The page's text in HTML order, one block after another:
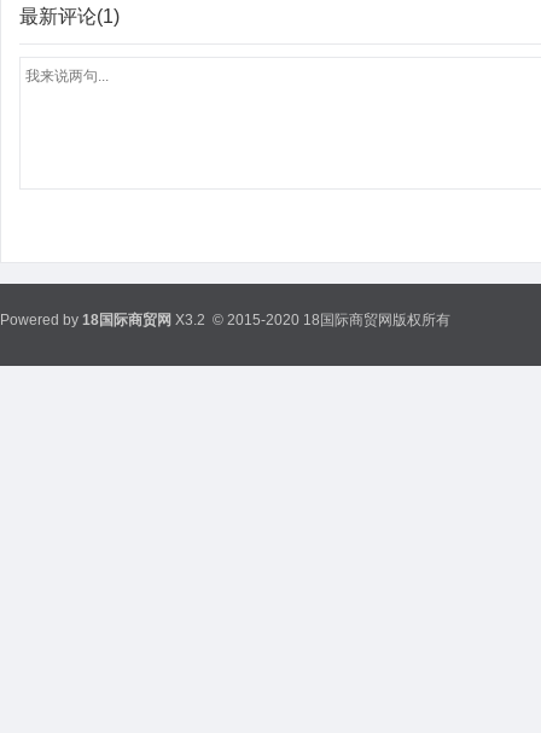
最新评论(1)
Powered by 18国际商贸网 X3.2 © 2015-2020 18国际商贸网版权所有